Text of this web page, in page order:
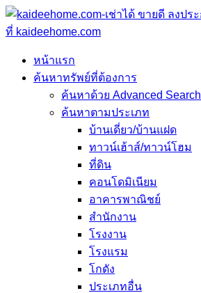
หน้าแรก
ค้นหาทรัพย์ที่ต้องการ
ค้นหาด้วย Advanced Search
ค้นหาตามประเภท
บ้านเดี่ยว/บ้านแฝด
ทาวน์เฮ้าส์/ทาวน์โฮม
ที่ดิน
คอนโดมิเนียม
อาคารพาณิชย์
สำนักงาน
โรงงาน
โรงแรม
โกดัง
ประเภทอื่น